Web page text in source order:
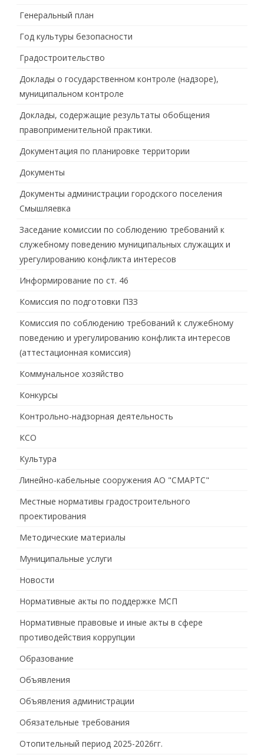
Генеральный план
Год культуры безопасности
Градостроительство
Доклады о государственном контроле (надзоре),
муниципальном контроле
Доклады, содержащие результаты обобщения
правоприменительной практики.
Документация по планировке территории
Документы
Документы администрации городского поселения
Смышляевка
Заседание комиссии по соблюдению требований к
служебному поведению муниципальных служащих и
урегулированию конфликта интересов
Информирование по ст. 46
Комиссия по подготовки ПЗЗ
Комиссия по соблюдению требований к служебному
поведению и урегулированию конфликта интересов
(аттестационная комиссия)
Коммунальное хозяйство
Конкурсы
Контрольно-надзорная деятельность
КСО
Культура
Линейно-кабельные сооружения АО "СМАРТС"
Местные нормативы градостроительного
проектирования
Методические материалы
Муниципальные услуги
Новости
Нормативные акты по поддержке МСП
Нормативные правовые и иные акты в сфере
противодействия коррупции
Образование
Объявления
Объявления администрации
Обязательные требования
Отопительный период 2025-2026гг.